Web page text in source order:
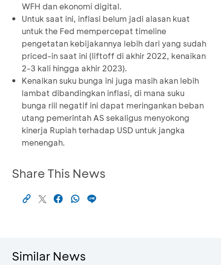
WFH dan ekonomi digital.
Untuk saat ini, inflasi belum jadi alasan kuat
untuk the Fed mempercepat timeline
pengetatan kebijakannya lebih dari yang sudah
priced-in saat ini (liftoff di akhir 2022, kenaikan
2-3 kali hingga akhir 2023).
Kenaikan suku bunga ini juga masih akan lebih
lambat dibandingkan inflasi, di mana suku
bunga riil negatif ini dapat meringankan beban
utang pemerintah AS sekaligus menyokong
kinerja Rupiah terhadap USD untuk jangka
menengah.
Share This News
Similar News